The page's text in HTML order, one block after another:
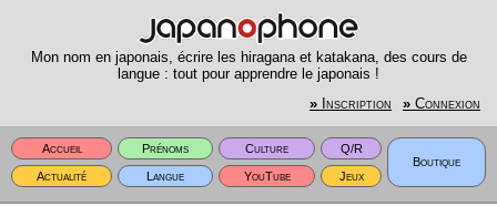
Mon nom en japonais, écrire les hiragana et katakana, des cours de
langue : tout pour apprendre le japonais !
» Inscription » Connexion
Accueil Prénoms Culture
Q/R
Boutique
Actualité
Langue YouTube Jeux